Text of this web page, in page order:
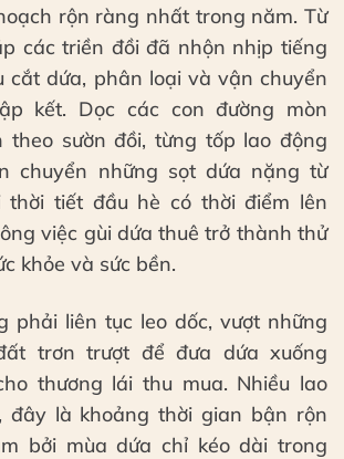
rộn ràng nhất trong năm. Từ
các triền đồi đã nhộn nhịp tiếng
cắt dứa, phân loại và vận chuyển
kết. Dọc các con đường mòn
theo sườn đồi, từng tốp lao động
chuyển những sọt dứa nặng từ
thời tiết đầu hè có thời điểm lên
việc gùi dứa thuê trở thành thử
khỏe và sức bền.
phải liên tục leo dốc, vượt những
trơn trượt để đưa dứa xuống
thương lái thu mua. Nhiều lao
đây là khoảng thời gian bận rộn
bởi mùa dứa chỉ kéo dài trong